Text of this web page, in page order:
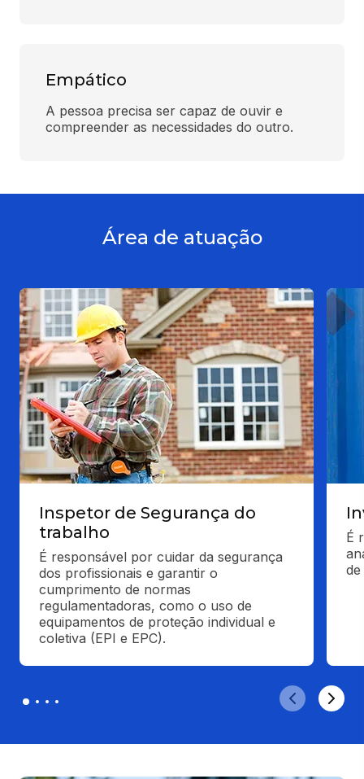
Empático
A pessoa precisa ser capaz de ouvir e
compreender as necessidades do outro.
Área de atuação
Inspetor de Segurança do
trabalho
É responsável por cuidar da segurança
dos profissionais e garantir o
cumprimento de normas
regulamentadoras, como o uso de
equipamentos de proteção individual e
coletiva (EPI e EPC).
É